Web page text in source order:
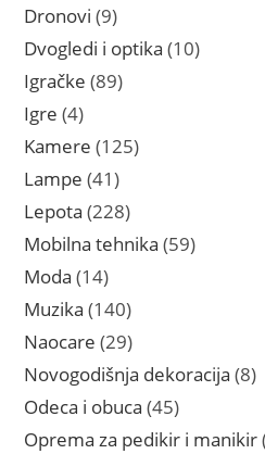
Dronovi 99
proizvoda
Dvogledi i optika 1010
Igračke 8989
Igre 44
proizvoda
Kamere 125125
Lampe 4141
proizvod
Lepota 228228
proizvoda
Mobilna tehnika 5959
Moda 1414
proizvoda
Muzika 140140
proizvoda
Naocare 2929
proizvoda
Novogodišnja dekoracija 88
Odeca i obuca 4545
proizvoda
Oprema za pedikir i manikir